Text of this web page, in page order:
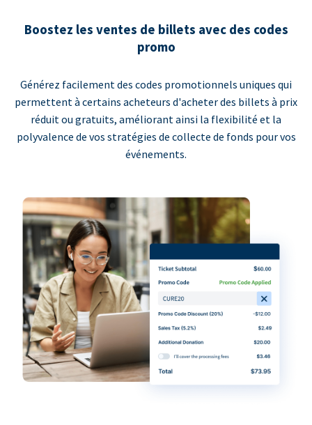
Boostez les ventes de billets avec des codes
promo
Générez facilement des codes promotionnels uniques qui
permettent à certains acheteurs d'acheter des billets à prix
réduit ou gratuits, améliorant ainsi la flexibilité et la
polyvalence de vos stratégies de collecte de fonds pour vos
événements.